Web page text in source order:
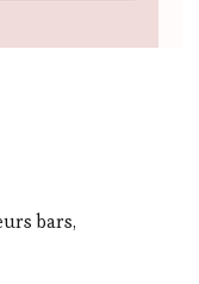
bars,